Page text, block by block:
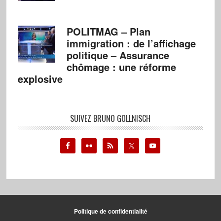
POLITMAG – Plan
immigration : de l’affichage
politique – Assurance
chômage : une réforme
explosive
SUIVEZ BRUNO GOLLNISCH
Politique de confidentialité